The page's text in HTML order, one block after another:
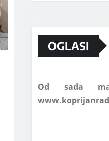
OGLASI